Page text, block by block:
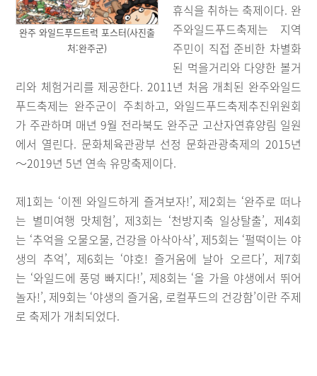
완주 와일드푸드트럭 포스터(사진출
처:완주군)
휴식을 취하는 축제이다. 완
주와일드푸드축제는 지역
주민이 직접 준비한 차별화
된 먹을거리와 다양한 볼거
리와 체험거리를 제공한다. 2011년 처음 개최된 완주와일드
푸드축제는 완주군이 주최하고, 와일드푸드축제추진위원회
가 주관하며 매년 9월 전라북도 완주군 고산자연휴양림 일원
에서 열린다. 문화체육관광부 선정 문화관광축제의 2015년
～2019년 5년 연속 유망축제이다.
제1회는 ‘이젠 와일드하게 즐겨보자!’, 제2회는 ‘완주로 떠나
는 별미여행 맛체험’, 제3회는 ‘천방지축 일상탈출’, 제4회
는 ‘추억을 오물오물, 건강을 아삭아삭’, 제5회는 ‘펄떡이는 야
생의 추억’, 제6회는 ‘야호! 즐거움에 날아 오르다’, 제7회
는 ‘와일드에 풍덩 빠지다!’, 제8회는 ‘올 가을 야생에서 뛰어
놀자!’, 제9회는 ‘야생의 즐거움, 로컬푸드의 건강함’이란 주제
로 축제가 개최되었다.